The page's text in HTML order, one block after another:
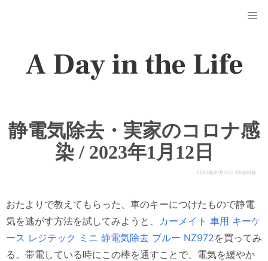
A Day in the Life
静電気除去・実家のコロナ感
染 / 2023年1月12日
2023年01月12日 12時00分
おたよりで教えてもらった、車のキーにつけたもので静電
気を逃がす方法を試してみようと、 カーメイト 車用 キーケ
ース レジテック ミニ 静電気除去 ブルー NZ972を買ってみ
る。帯電している時にこの棒を通すことで、電気を緩やか